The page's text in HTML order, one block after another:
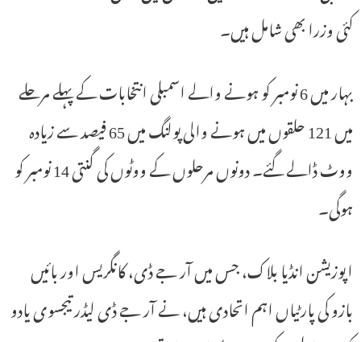
کئی وزرا بھی شامل ہیں۔
بہار میں 6 نومبر کو ہونے والے اسمبلی انتخابات کے پہلے مرحلے
میں 121 حلقوں میں ہونے والی پولنگ میں 65 فیصد سے زیادہ
ووٹ ڈالے گئے۔ دونوں مرحلوں کے ووٹوں کی گنتی 14 نومبر کو
ہوگی۔
اپوزیشن انڈیا بلاک، جس میں آر جے ڈی، کانگریس اور بائیں
بازو کی پارٹیاں اہم اتحادی ہیں، نے آر جے ڈی لیڈر تیجسوی یادو